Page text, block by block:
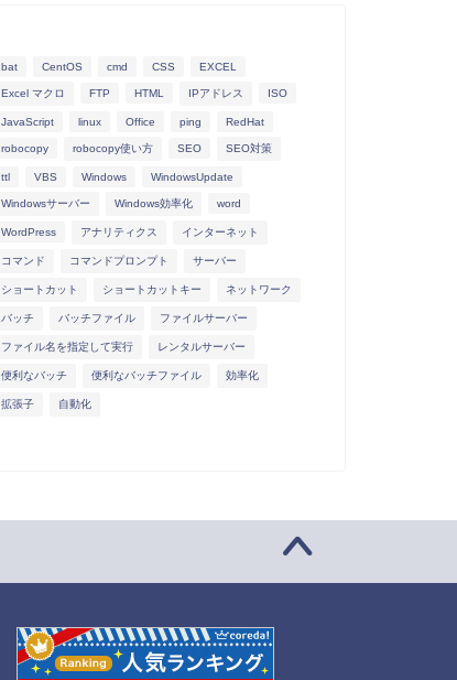
bat CentOS cmd CSS EXCEL
Excel マクロ FTP HTML IPアドレス ISO
JavaScript linux Office ping RedHat
robocopy robocopy使い方 SEO SEO対策
ttl VBS Windows WindowsUpdate
Windowsサーバー Windows効率化 word
WordPress アナリティクス インターネット
コマンド コマンドプロンプト サーバー
ショートカット ショートカットキー ネットワーク
バッチ バッチファイル ファイルサーバー
ファイル名を指定して実行 レンタルサーバー
便利なバッチ 便利なバッチファイル 効率化
拡張子 自動化